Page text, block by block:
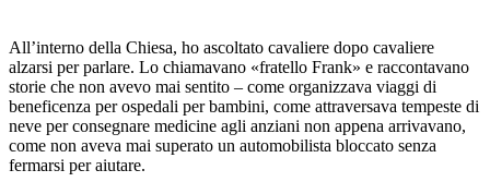
All’interno della Chiesa, ho ascoltato cavaliere dopo cavaliere
alzarsi per parlare. Lo chiamavano «fratello Frank» e raccontavano
storie che non avevo mai sentito – come organizzava viaggi di
beneficenza per ospedali per bambini, come attraversava tempeste di
neve per consegnare medicine agli anziani non appena arrivavano,
come non aveva mai superato un automobilista bloccato senza
fermarsi per aiutare.